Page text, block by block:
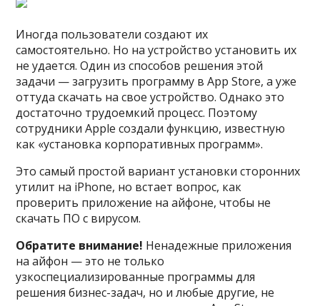
Иногда пользователи создают их
самостоятельно. Но на устройство установить их
не удается. Один из способов решения этой
задачи — загрузить программу в App Store, а уже
оттуда скачать на свое устройство. Однако это
достаточно трудоемкий процесс. Поэтому
сотрудники Apple создали функцию, известную
как «установка корпоративных программ».
Это самый простой вариант установки сторонних
утилит на iPhone, но встает вопрос, как
проверить приложение на айфоне, чтобы не
скачать ПО с вирусом.
Обратите внимание! Ненадежные приложения
на айфон — это не только
узкоспециализированные программы для
решения бизнес-задач, но и любые другие, не